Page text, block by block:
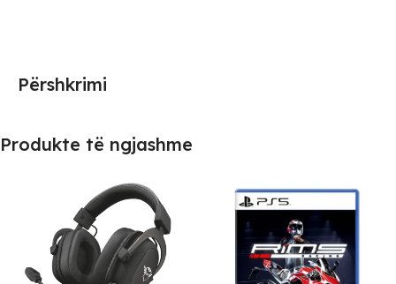
Përshkrimi
Produkte të ngjashme